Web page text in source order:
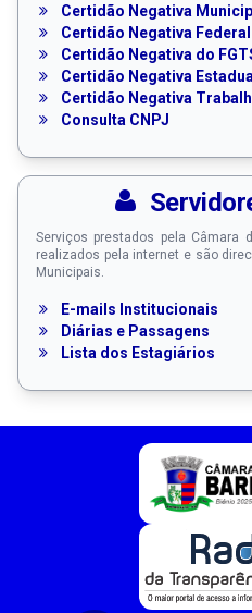
Certidão Negativa
Certidão Negativa Federal
Certidão Negativa do
Certidão Negativa Estadual
Certidão Negativa
Consulta CNPJ
Serviços prestados pela Câmara
realizados pela internet e são
Municipais.
E-mails Institucionais
Diárias e Passagens
Lista dos Estagiários